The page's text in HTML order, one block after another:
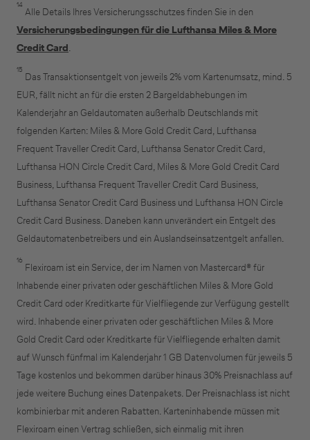
14
Alle Details Ihres Versicherungsschutzes finden Sie in den
Versicherungsbedingungen für die Lufthansa Miles & More
Credit Card.
15
Das Transaktionsentgelt von jeweils 2% vom Kartenumsatz, mind. 5
EUR, fällt nicht an für die ersten 2 Bargeldabhebungen im
Kalenderjahr an Geldautomaten außerhalb Deutschlands mit
folgenden Karten: Miles & More Gold Credit Card, Lufthansa
Frequent Traveller Credit Card, Lufthansa Senator Credit Card,
Lufthansa HON Circle Credit Card, Miles & More Gold Credit Card
Business, Lufthansa Frequent Traveller Credit Card Business,
Lufthansa Senator Credit Card Business und Lufthansa HON Circle
Credit Card Business. Daneben kann unverändert ein Entgelt des
Geldautomatenbetreibers und ein Auslandseinsatzentgelt anfallen.
16
Flexiroam ist ein Service, der im Namen von Mastercard® für
Inhabende einer privaten oder geschäftlichen Miles & More Gold
Credit Card oder Kreditkarte für Vielfliegende zur Verfügung gestellt
wird. Inhabende einer privaten oder geschäftlichen Miles & More
Gold Credit Card oder Kreditkarte für Vielfliegende erhalten damit
auf Wunsch fünfmal im Kalenderjahr 1 GB Datenvolumen für jeweils 5
Tage kostenlos und bekommen darüber hinaus 30% Preisnachlass auf
jede weitere Buchung eines Datenpakets. Der Preisnachlass ist nicht
kombinierbar mit anderen Rabatten. Karteninhabende müssen mit
Flexiroam einen Vertrag schließen, sich einmalig mit ihren